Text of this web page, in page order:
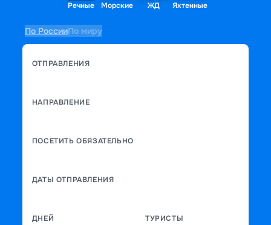
Речные Морские ЖД Яхтенные
По РоссииПо миру
ОТПРАВЛЕНИЯ
НАПРАВЛЕНИЕ
ПОСЕТИТЬ ОБЯЗАТЕЛЬНО
ДАТЫ ОТПРАВЛЕНИЯ
ДНЕЙ ТУРИСТЫ